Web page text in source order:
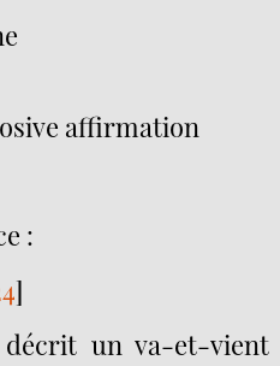
affirmation
:
]
décrit un va-et-